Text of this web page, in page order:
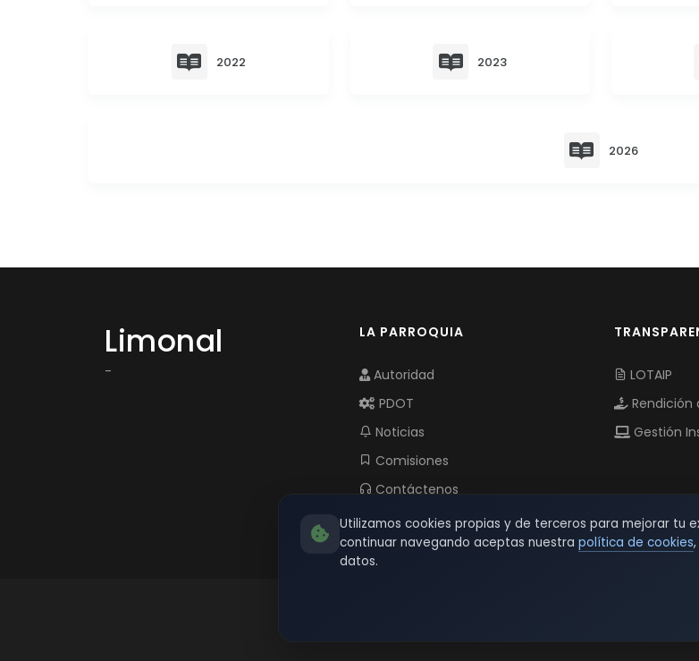
2022 2023
2026
Limonal
-
LA PARROQUIA
Autoridad
PDOT
Noticias
Comisiones
Contáctenos
LOTAIP
Rendición
Gestión
Utilizamos cookies propias y de terceros para mejorar tu
continuar navegando aceptas nuestra política de cookies,
datos.